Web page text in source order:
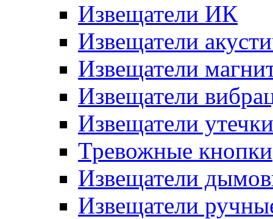
Извещатели ИК
Извещатели
Извещатели
Извещатели
Извещатели утечки
Тревожные кнопки
Извещатели
Извещатели